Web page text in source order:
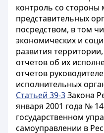
контроль со стороны
представительных
посредством, в том
экономических и
развития
отчетов об их
отчетов
исполнительных
Статьей 39-3Закона
января 2001 года №
государственном
самоуправлении в